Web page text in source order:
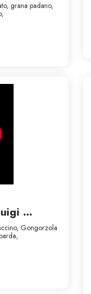
grana padano,
...
Gongorzola